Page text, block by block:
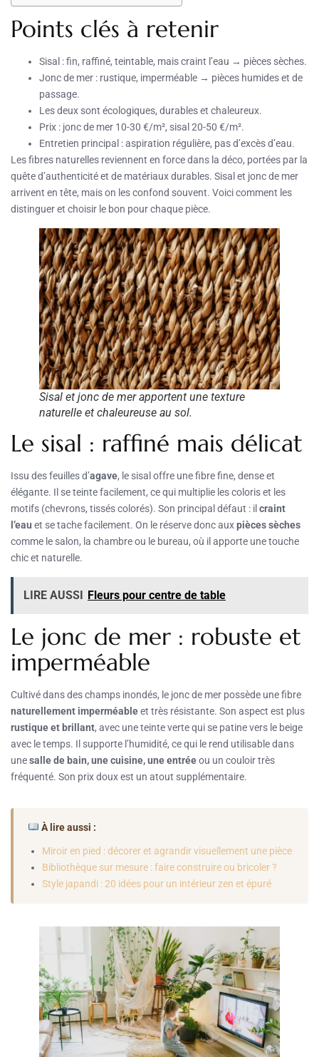
Points clés à retenir
Sisal : fin, raffiné, teintable, mais craint l’eau → pièces sèches.
Jonc de mer : rustique, imperméable → pièces humides et de
passage.
Les deux sont écologiques, durables et chaleureux.
Prix : jonc de mer 10-30 €/m², sisal 20-50 €/m².
Entretien principal : aspiration régulière, pas d’excès d’eau.
Les fibres naturelles reviennent en force dans la déco, portées par la
quête d’authenticité et de matériaux durables. Sisal et jonc de mer
arrivent en tête, mais on les confond souvent. Voici comment les
distinguer et choisir le bon pour chaque pièce.
Sisal et jonc de mer apportent une texture
naturelle et chaleureuse au sol.
Le sisal : raffiné mais délicat
Issu des feuilles d’agave, le sisal offre une fibre fine, dense et
élégante. Il se teinte facilement, ce qui multiplie les coloris et les
motifs (chevrons, tissés colorés). Son principal défaut : ilcraint
l’eau et se tache facilement. On le réserve donc auxpièces sèches
comme le salon, la chambre ou le bureau, où il apporte une touche
chic et naturelle.
LIRE AUSSI Fleurs pour centre de table
Le jonc de mer : robuste et
imperméable
Cultivé dans des champs inondés, le jonc de mer possède une fibre
naturellement imperméableet très résistante. Son aspect est plus
rustique et brillant, avec une teinte verte qui se patine vers le beige
avec le temps. Il supporte l’humidité, ce qui le rend utilisable dans
unesalle de bain, une cuisine, une entréeou un couloir très
fréquenté. Son prix doux est un atout supplémentaire.
À lire aussi :
Miroir en pied : décorer et agrandir visuellement une pièce
Bibliothèque sur mesure : faire construire ou bricoler ?
Style japandi : 20 idées pour un intérieur zen et épuré